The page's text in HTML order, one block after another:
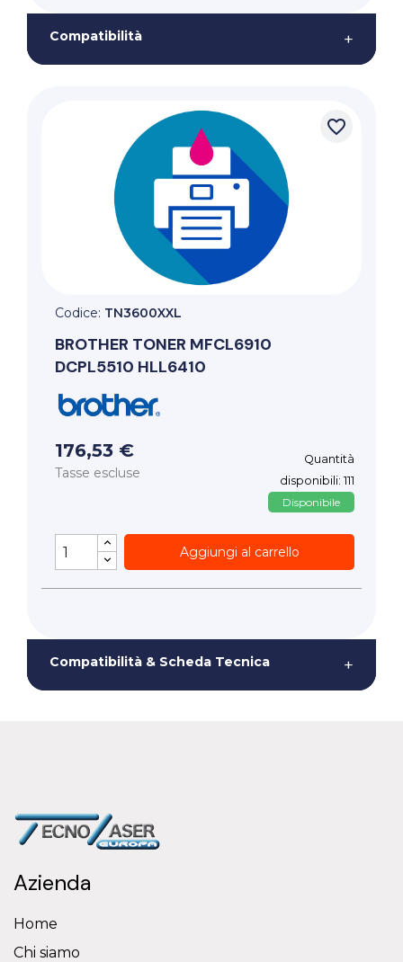
Compatibilità +
favorite_border
Codice: TN3600XXL
BROTHER TONER MFCL6910
DCPL5510 HLL6410
176,53 €
Tasse escluse
Quantità
disponibili: 111
Disponibile
Aggiungi al carrello
Compatibilità & Scheda Tecnica +
Azienda
Home
Chi siamo